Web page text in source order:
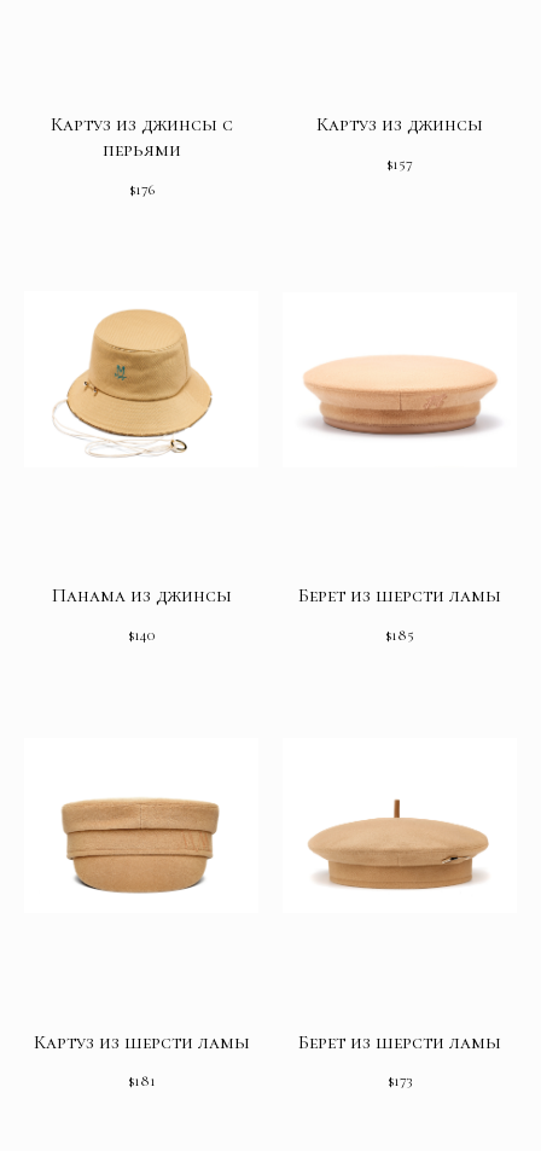
Картуз из джинсы с
перьями
$176
Картуз из джинсы
$157
Панама из джинсы
$140
Берет из шерсти ламы
$185
Картуз из шерсти ламы
$181
Берет из шерсти ламы
$173